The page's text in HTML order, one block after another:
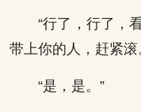
“行了，行了，
带上你的人，赶紧滚
“是，是。”